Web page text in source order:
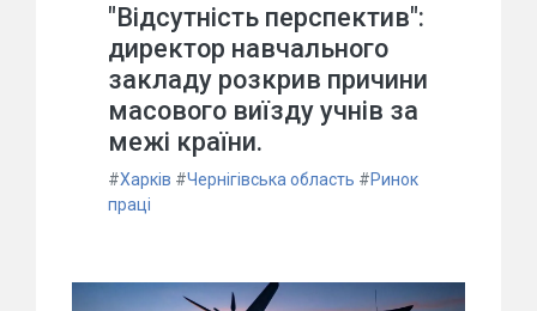
"Відсутність перспектив":
директор навчального
закладу розкрив причини
масового виїзду учнів за
межі країни.
#Харків #Чернігівська область #Ринок
праці